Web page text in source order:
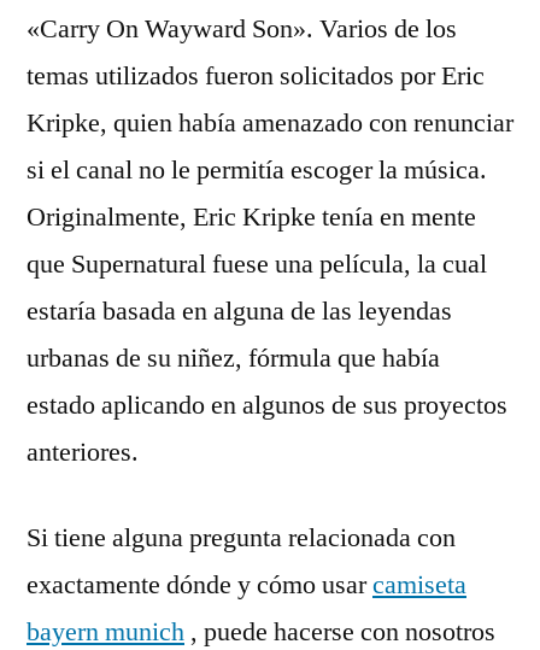
«Carry On Wayward Son». Varios de los
temas utilizados fueron solicitados por Eric
Kripke, quien había amenazado con renunciar
si el canal no le permitía escoger la música.
Originalmente, Eric Kripke tenía en mente
que Supernatural fuese una película, la cual
estaría basada en alguna de las leyendas
urbanas de su niñez, fórmula que había
estado aplicando en algunos de sus proyectos
anteriores.
Si tiene alguna pregunta relacionada con
exactamente dónde y cómo usarcamiseta
bayern munich , puede hacerse con nosotros